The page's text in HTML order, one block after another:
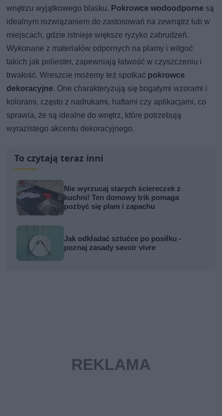
wnętrzu wyjątkowego blasku. Pokrowce wodoodporne są
idealnym rozwiązaniem do zastosowań na zewnątrz lub w
miejscach, gdzie istnieje większe ryzyko zabrudzeń.
Wykonane z materiałów odpornych na plamy i wilgoć
takich jak poliester, zapewniają łatwość w czyszczeniu i
trwałość. Wreszcie możemy też spotkać pokrowce
dekoracyjne. One charakteryzują się bogatymi wzorami i
kolorami, często z nadrukami, haftami czy aplikacjami, co
sprawia, że są idealne do wnętrz, które potrzebują
wyrazistego akcentu dekoracyjnego.
To czytają teraz inni
Nie wyrzucaj starych ściereczek z
kuchni! Ten domowy trik pomaga
pozbyć się plam i zapachu
Jak odkładać sztućce po posiłku -
poznaj zasady savoir vivre